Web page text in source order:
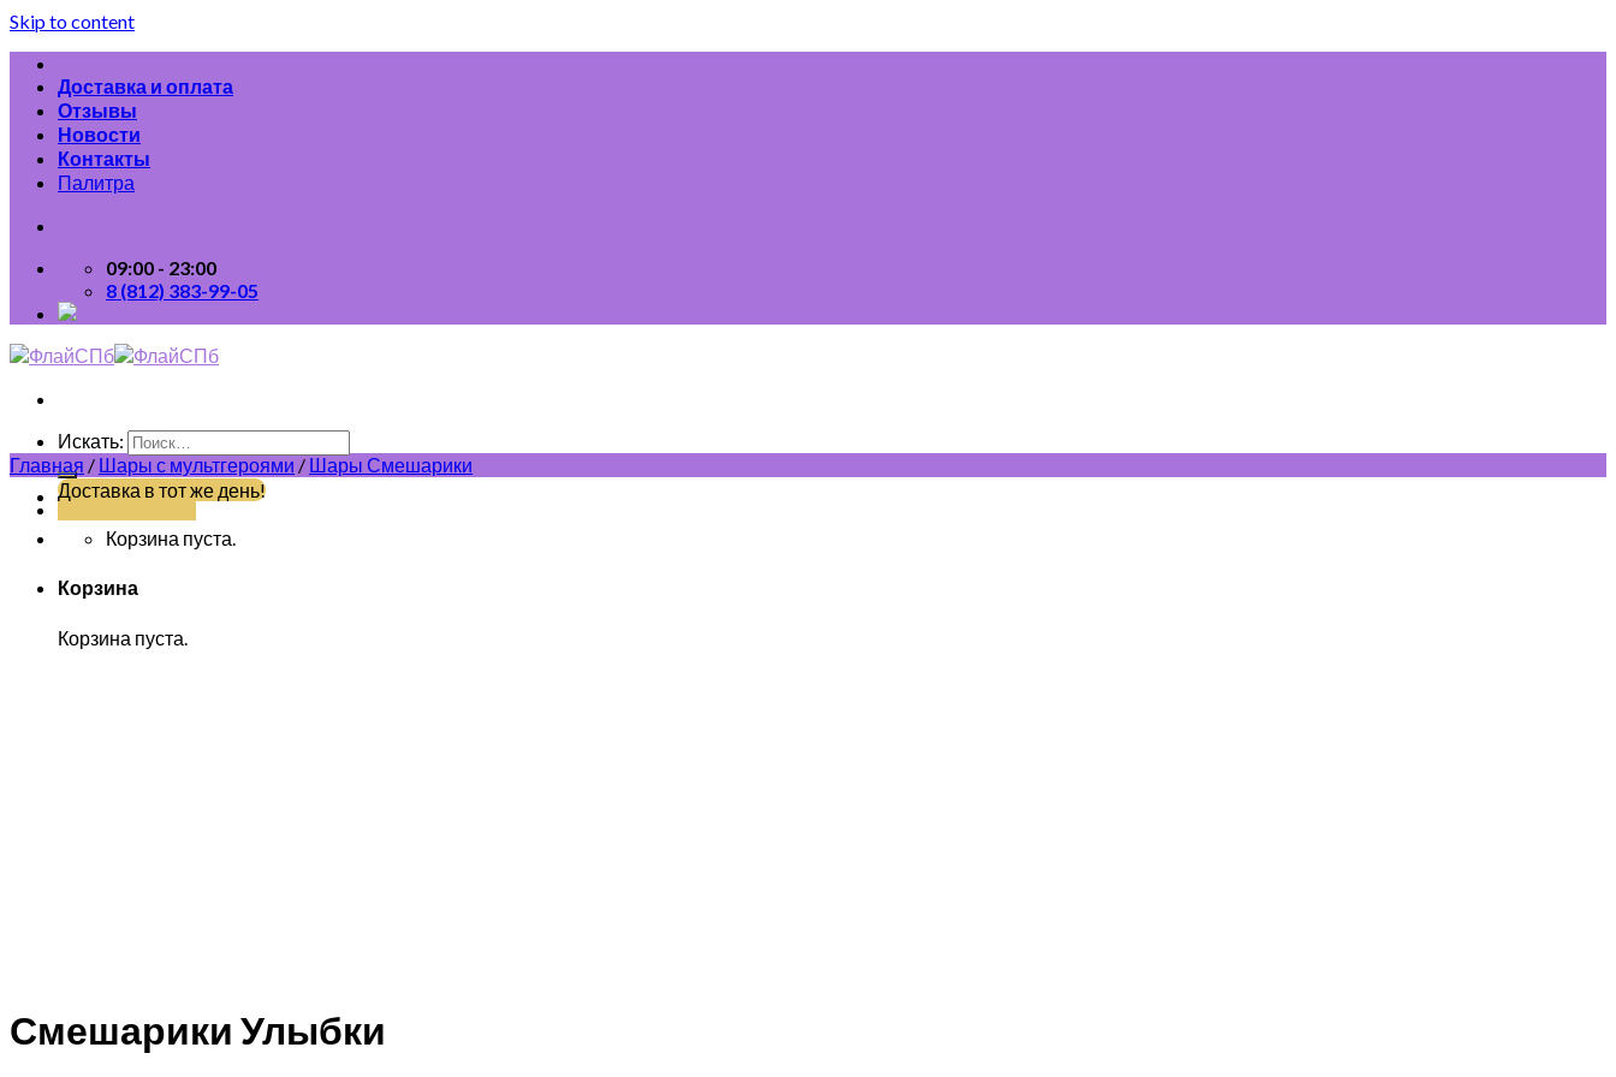
Skip to content
Доставка и оплата
Отзывы
Новости
Контакты
Палитра
09:00 - 23:00
8 (812) 383-99-05
Искать:
(812) 383-99-05
Доставка в тот же день!
Корзина пуста.
Корзина
Корзина пуста.
Главная / Шары с мультгероями / Шары Смешарики
Смешарики Улыбки